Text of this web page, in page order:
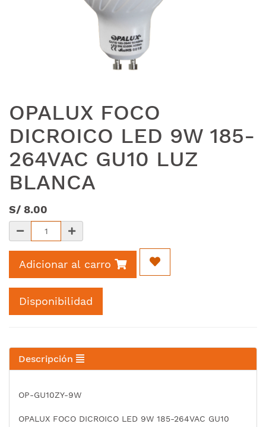
OPALUX FOCO
DICROICO LED 9W 185-
264VAC GU10 LUZ
BLANCA
S/ 8.00
Adicionar al carro
Disponibilidad
Descripción
OP-GU10ZY-9W
OPALUX FOCO DICROICO LED 9W 185-264VAC GU10